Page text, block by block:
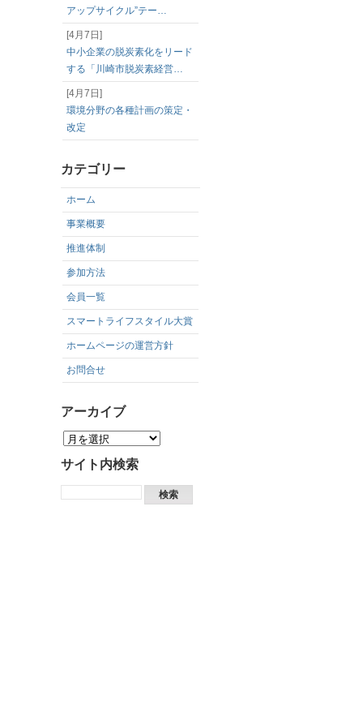
アップサイクル”テー…
[4月7日]
中小企業の脱炭素化をリード
する「川崎市脱炭素経営…
[4月7日]
環境分野の各種計画の策定・
改定
カテゴリー
ホーム
事業概要
推進体制
参加方法
会員一覧
スマートライフスタイル大賞
ホームページの運営方針
お問合せ
アーカイブ
サイト内検索